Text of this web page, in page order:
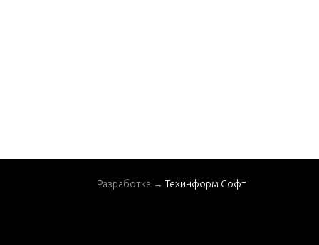
Разработка → Техинформ Софт